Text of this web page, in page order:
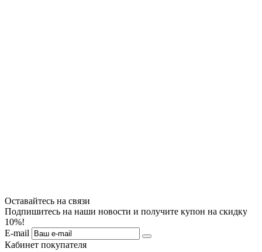
Оставайтесь на связи
Подпишитесь на наши новости и получите купон на скидку
10%!
E-mail
Кабинет покупателя